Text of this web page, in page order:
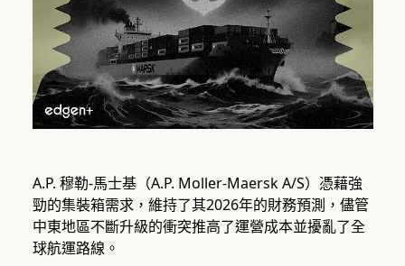
A.P. 穆勒-馬士基（A.P. Moller-Maersk A/S）憑藉強
勁的集裝箱需求，維持了其2026年的財務預測，儘管
中東地區不斷升級的衝突推高了運營成本並擾亂了全
球航運路線。